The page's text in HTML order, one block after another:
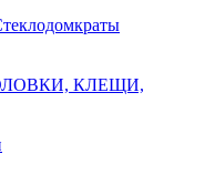
КЛЕЩИ,